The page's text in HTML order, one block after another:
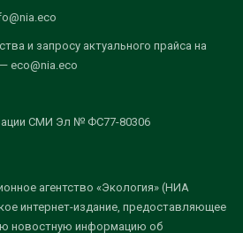
и запросу актуального прайса на
eco@nia.eco
СМИ Эл № ФС77-80306
агентство «Экология» (НИА
интернет-издание, предоставляющее
новостную информацию об